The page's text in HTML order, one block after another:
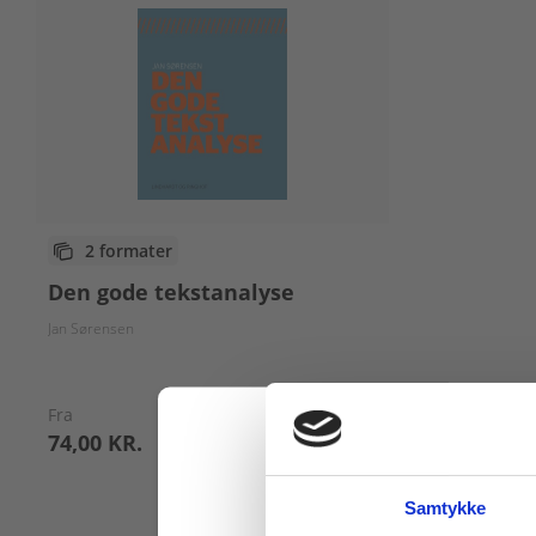
Samtykke
2 formater
Den gode tekstanalyse
Jan Sørensen
Fra
74,00 KR.